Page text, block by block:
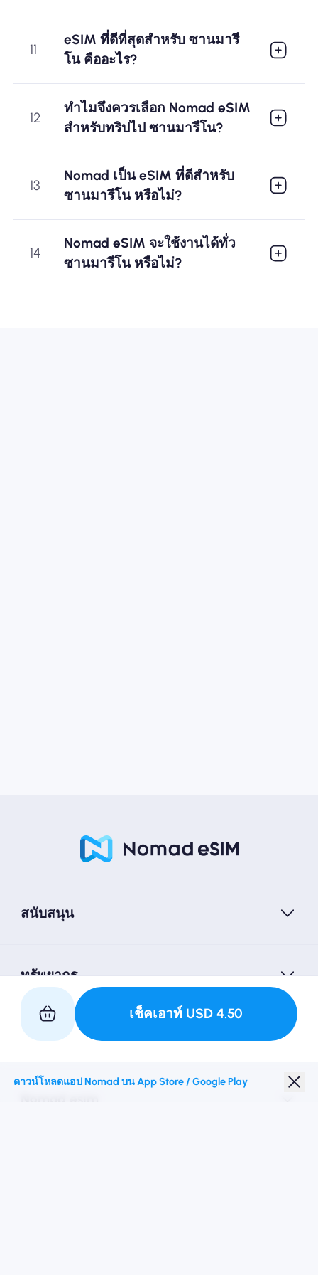
11
eSIM ที่ดีที่สุดสำหรับ ซานมารี
โน คืออะไร?
12
ทำไมจึงควรเลือก Nomad eSIM
สำหรับทริปไป ซานมารีโน?
13
Nomad เป็น eSIM ที่ดีสำหรับ
ซานมารีโน หรือไม่?
14
Nomad eSIM จะใช้งานได้ทั่ว
ซานมารีโน หรือไม่?
เช็คเอาท์ USD4.50
สนับสนุน
ทรัพยากร
เป็นหุ้นส่วนกับเรา
ดาวน์โหลดแอป Nomad บน App Store / Google Play